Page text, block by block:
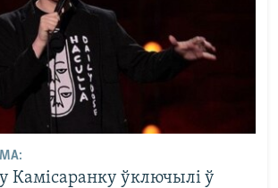
Камісаранку ўключылі ў